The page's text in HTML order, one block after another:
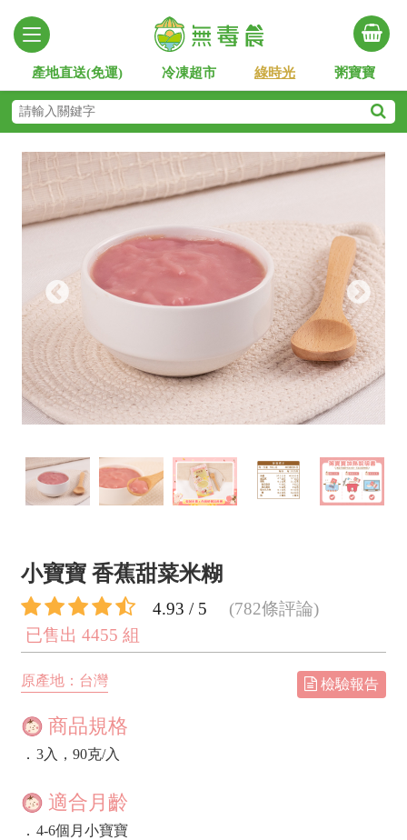
產地直送(免運) 冷凍超市 綠時光 粥寶寶
小寶寶 香蕉甜菜米糊
4.93 / 5
(782條評論)
已售出 4455 組
原產地：台灣 檢驗報告
商品規格
． 3入，90克/入
適合月齡
． 4-6個月小寶寶